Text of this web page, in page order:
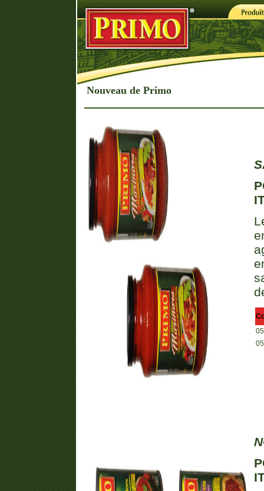
Nouveau de Primo